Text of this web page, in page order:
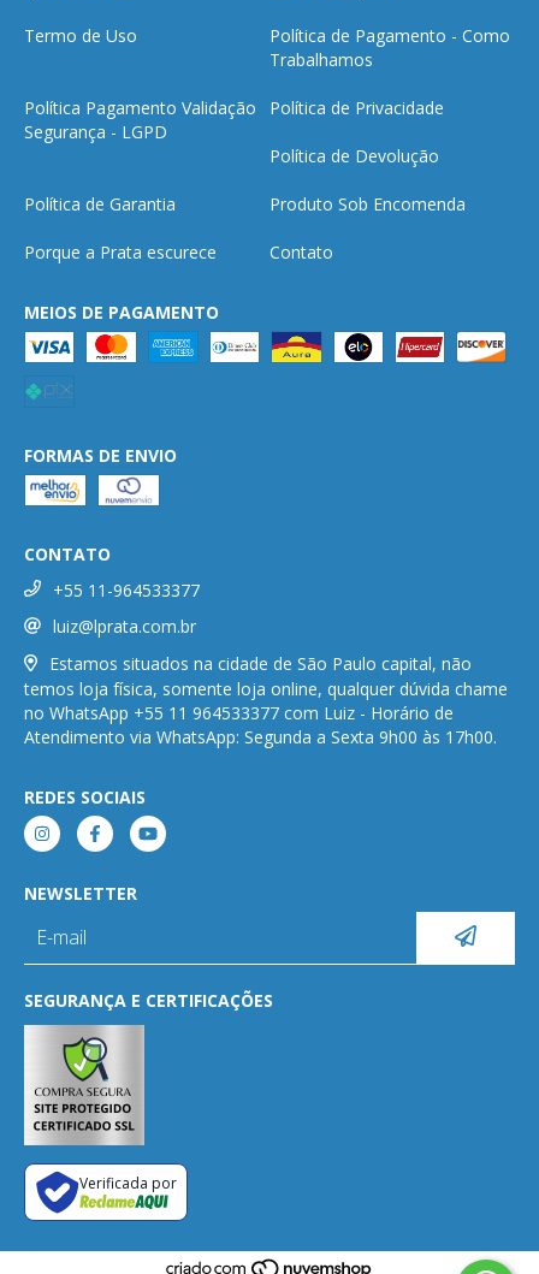
Termo de Uso
Política de Pagamento - Como
Trabalhamos
Política Pagamento Validação
Segurança - LGPD
Política de Privacidade
Política de Devolução
Política de Garantia Produto Sob Encomenda
Porque a Prata escurece Contato
MEIOS DE PAGAMENTO
FORMAS DE ENVIO
CONTATO
+55 11-964533377
luiz@lprata.com.br
Estamos situados na cidade de São Paulo capital, não
temos loja física, somente loja online, qualquer dúvida chame
no WhatsApp +55 11 964533377 com Luiz - Horário de
Atendimento via WhatsApp: Segunda a Sexta 9h00 às 17h00.
REDES SOCIAIS
NEWSLETTER
SEGURANÇA E CERTIFICAÇÕES
Verificada por